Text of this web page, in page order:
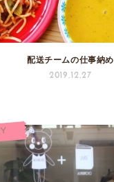
配送チームの仕事納め
2019.12.27